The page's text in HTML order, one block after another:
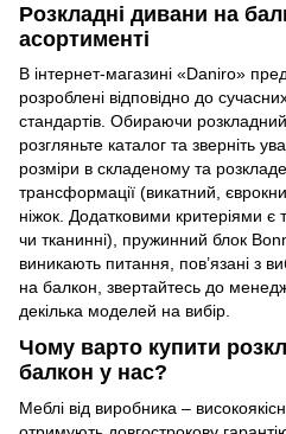
Розкладні дивани на
асортименті
В інтернет-магазині «Daniro»
розроблені відповідно до
стандартів. Обираючи
розгляньте каталог та зверніть
розміри в складеному та
трансформації (викатний
ніжок . Додатковими критеріями є
чи тканинні), пружинний блок
виникають питання, пов’язані з
на балкон, звертайтесь до
декілька моделей на вибір.
Чому варто купити
балкон у нас?
Меблі від виробника –